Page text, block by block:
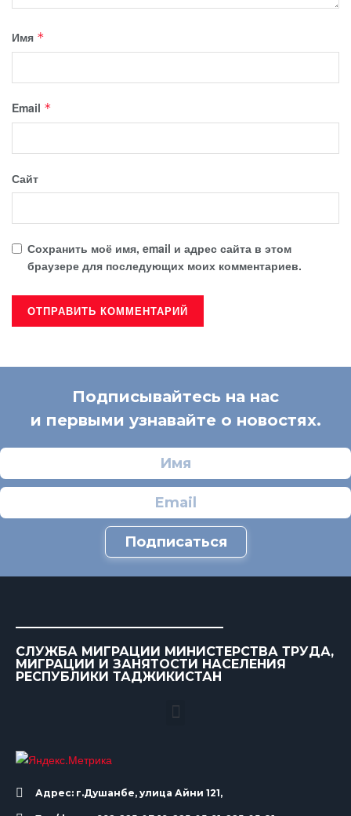
Имя *
Email *
Сайт
Сохранить моё имя, email и адрес сайта в этом
браузере для последующих моих комментариев.
Подписывайтесь на нас
и первыми узнавайте о новостях.
Подписаться
СЛУЖБА МИГРАЦИИ МИНИСТЕРСТВА ТРУДА,
МИГРАЦИИ И ЗАНЯТОСТИ НАСЕЛЕНИЯ
РЕСПУБЛИКИ ТАДЖИКИСТАН
Адрес: г.Душанбе, улица Айни 121,